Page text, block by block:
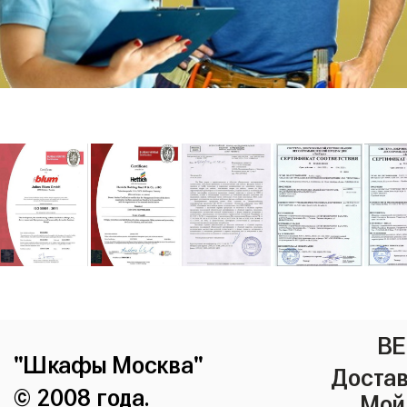
"Шкафы Москва"
© 2008 года.